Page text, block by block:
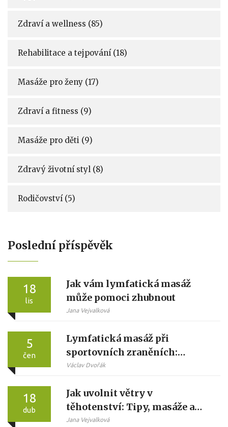
Zdraví a wellness (85)
Rehabilitace a tejpování (18)
Masáže pro ženy (17)
Zdraví a fitness (9)
Masáže pro děti (9)
Zdravý životní styl (8)
Rodičovství (5)
Poslední příspěvěk
18
lis
Jak vám lymfatická masáž
může pomoci zhubnout
Jana Vejvalková
5
čen
Lymfatická masáž při
sportovních zraněních:
Rychlejší cesta k uzdravení
Václav Dvořák
18
dub
Jak uvolnit větry v
těhotenství: Tipy, masáže a
domácí pomoc
Jana Vejvalková